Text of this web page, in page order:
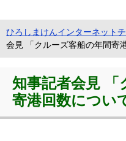
ひろしまけんインターネット
会見 「クルーズ客船の年間寄
知事記者会見 「
寄港回数につい